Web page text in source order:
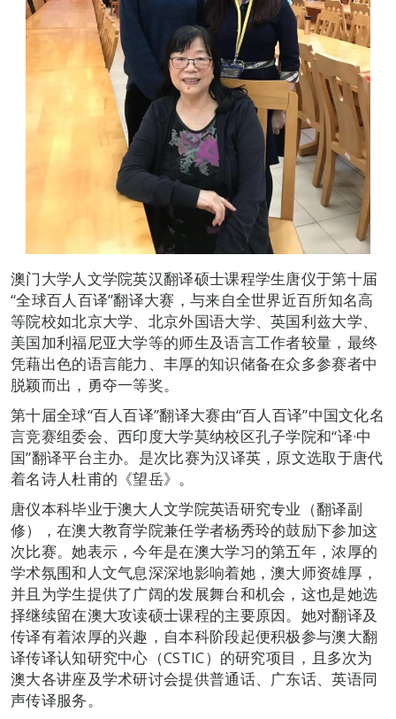
澳门大学人文学院英汉翻译硕士课程学生唐仪于第十届
“全球百人百译”翻译大赛，与来自全世界近百所知名高
等院校如北京大学、北京外国语大学、英国利兹大学、
美国加利福尼亚大学等的师生及语言工作者较量，最终
凭藉出色的语言能力、丰厚的知识储备在众多参赛者中
脱颖而出，勇夺一等奖。
第十届全球“百人百译”翻译大赛由“百人百译”中国文化名
言竞赛组委会、西印度大学莫纳校区孔子学院和“译·中
国”翻译平台主办。是次比赛为汉译英，原文选取于唐代
着名诗人杜甫的《望岳》。
唐仪本科毕业于澳大人文学院英语研究专业（翻译副
修），在澳大教育学院兼任学者杨秀玲的鼓励下参加这
次比赛。她表示，今年是在澳大学习的第五年，浓厚的
学术氛围和人文气息深深地影响着她，澳大师资雄厚，
并且为学生提供了广阔的发展舞台和机会，这也是她选
择继续留在澳大攻读硕士课程的主要原因。她对翻译及
传译有着浓厚的兴趣，自本科阶段起便积极参与澳大翻
译传译认知研究中心（CSTIC）的研究项目，且多次为
澳大各讲座及学术研讨会提供普通话、广东话、英语同
声传译服务。